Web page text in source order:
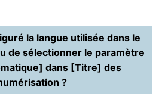
la langue utilisée dans le
de sélectionner le paramètre
dans [Titre] des
?